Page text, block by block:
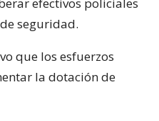
efectivos policiales
seguridad.
que los esfuerzos
la dotación de